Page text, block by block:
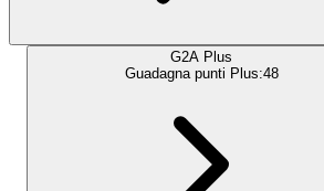
G2A Plus
Guadagna punti Plus:48